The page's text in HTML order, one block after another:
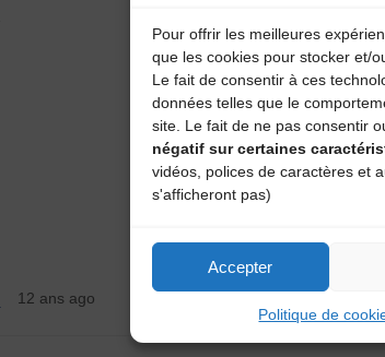
Pour offrir les meilleures
que les cookies pour stocker et/
Le fait de consentir à ces
données telles que le
site. Le fait de ne pas consentir
négatif sur certaines
vidéos, polices de caractères et
s'afficheront pas)
Accepter
Politique de
12 ans ago